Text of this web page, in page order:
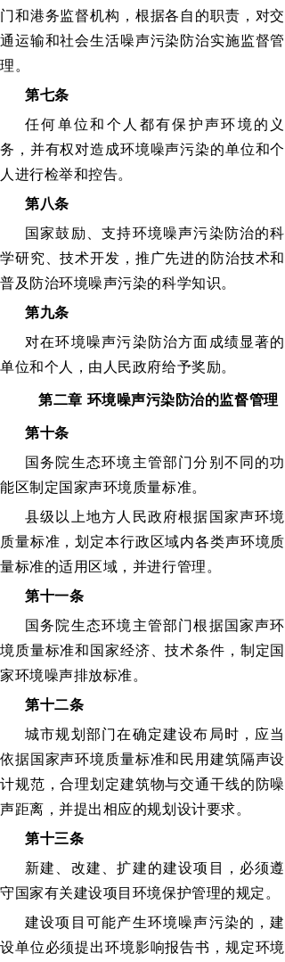
门和港务监督机构，根据各自的职责，对交
通运输和社会生活噪声污染防治实施监督管
理。
第七条
任何单位和个人都有保护声环境的义
务，并有权对造成环境噪声污染的单位和个
人进行检举和控告。
第八条
国家鼓励、支持环境噪声污染防治的科
学研究、技术开发，推广先进的防治技术和
普及防治环境噪声污染的科学知识。
第九条
对在环境噪声污染防治方面成绩显著的
单位和个人，由人民政府给予奖励。
第二章 环境噪声污染防治的监督管理
第十条
国务院生态环境主管部门分别不同的功
能区制定国家声环境质量标准。
县级以上地方人民政府根据国家声环境
质量标准，划定本行政区域内各类声环境质
量标准的适用区域，并进行管理。
第十一条
国务院生态环境主管部门根据国家声环
境质量标准和国家经济、技术条件，制定国
家环境噪声排放标准。
第十二条
城市规划部门在确定建设布局时，应当
依据国家声环境质量标准和民用建筑隔声设
计规范，合理划定建筑物与交通干线的防噪
声距离，并提出相应的规划设计要求。
第十三条
新建、改建、扩建的建设项目，必须遵
守国家有关建设项目环境保护管理的规定。
建设项目可能产生环境噪声污染的，建
设单位必须提出环境影响报告书，规定环境